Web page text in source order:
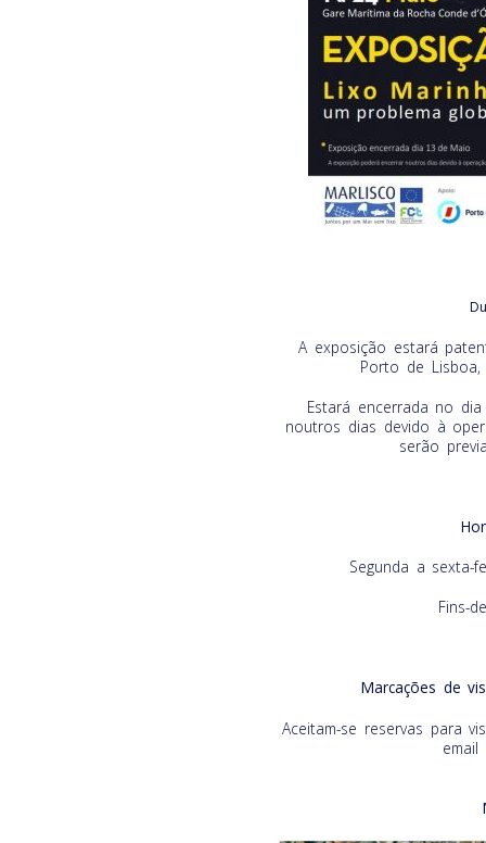
A exposição estará
Porto de
Estará encerrada no
noutros dias devido à
serão
Segunda a sexta-
Fins-
Marcações de
Aceitam-se reservas para
email